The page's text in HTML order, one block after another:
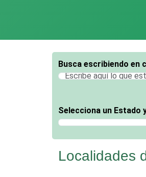
Busca escribiendo en
Selecciona un Estado
Selecciona un Estado
Localidades